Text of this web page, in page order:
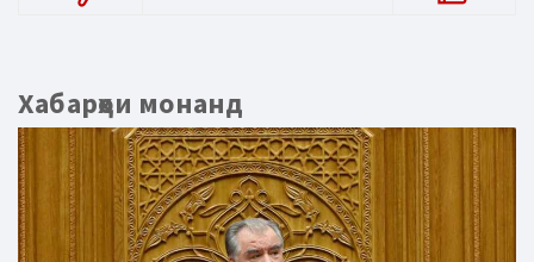
Хабарҳои монанд